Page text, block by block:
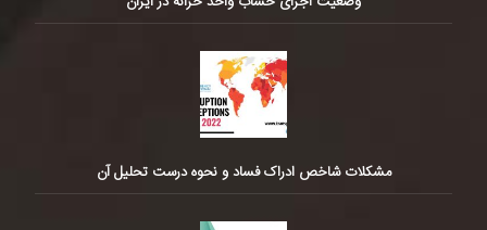
مشکلات شاخص ادراک فساد و نحوه درست تحلیل آن